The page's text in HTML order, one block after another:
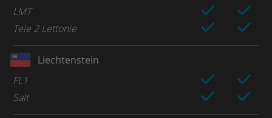
LMT
Tele 2 Lettonie
Liechtenstein
FL1
Salt